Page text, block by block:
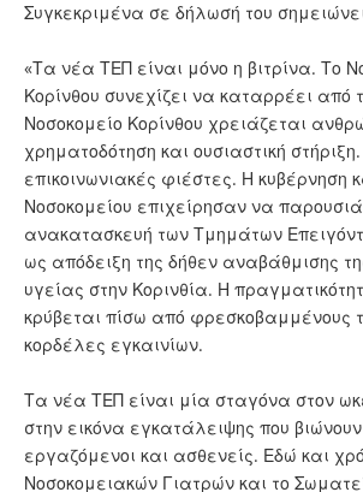
Συγκεκριμένα σε δήλωσή του
«Τα νέα ΤΕΠ είναι μόνο η βιτρίνα. Το
Κορίνθου συνεχίζει να καταρρέει από
Νοσοκομείο Κορίνθου χρειάζεται
χρηματοδότηση και ουσιαστική
επικοινωνιακές φιέστες. Η κυβέρνηση
Νοσοκομείου επιχείρησαν να
ανακατασκευή των Τμημάτων
ως απόδειξη της δήθεν αναβάθμισης
υγείας στην Κορινθία. Η
κρύβεται πίσω από φρεσκοβαμμένους
κορδέλες εγκαινίων.
Τα νέα ΤΕΠ είναι μία σταγόνα στον
στην εικόνα εγκατάλειψης που
εργαζόμενοι και ασθενείς. Εδώ και
Νοσοκομειακών Γιατρών και το